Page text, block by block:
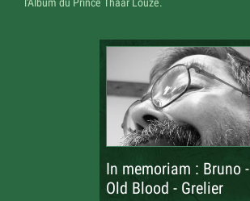
In memoriam : Bruno -
Old Blood - Grelier